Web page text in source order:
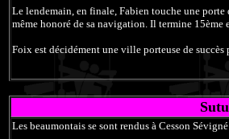
Le lendemain, en finale, Fabien touche une porte
même honoré de sa navigation. Il termine 15ème
Foix est décidément une ville porteuse de succès
Les beaumontais se sont rendus à Cesson